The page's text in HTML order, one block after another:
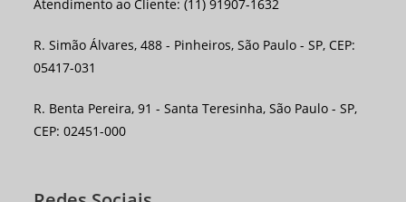
Atendimento ao Cliente: (11) 91907-1632
R. Simão Álvares, 488 - Pinheiros, São Paulo - SP, CEP:
05417-031
R. Benta Pereira, 91 - Santa Teresinha, São Paulo - SP,
CEP: 02451-000